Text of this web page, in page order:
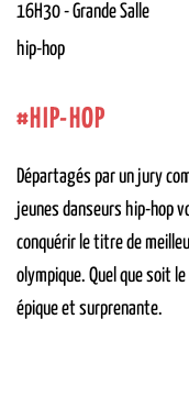
16H30-Grande Salle
hip-hop
HIP-HOP
Départagés par un jury
jeunes danseurs hip-hop
conquérir le titre de
olympique. Quel que soit
épique et surprenante.